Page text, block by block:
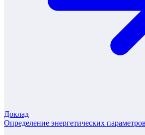
Доклад
Определение энергетических